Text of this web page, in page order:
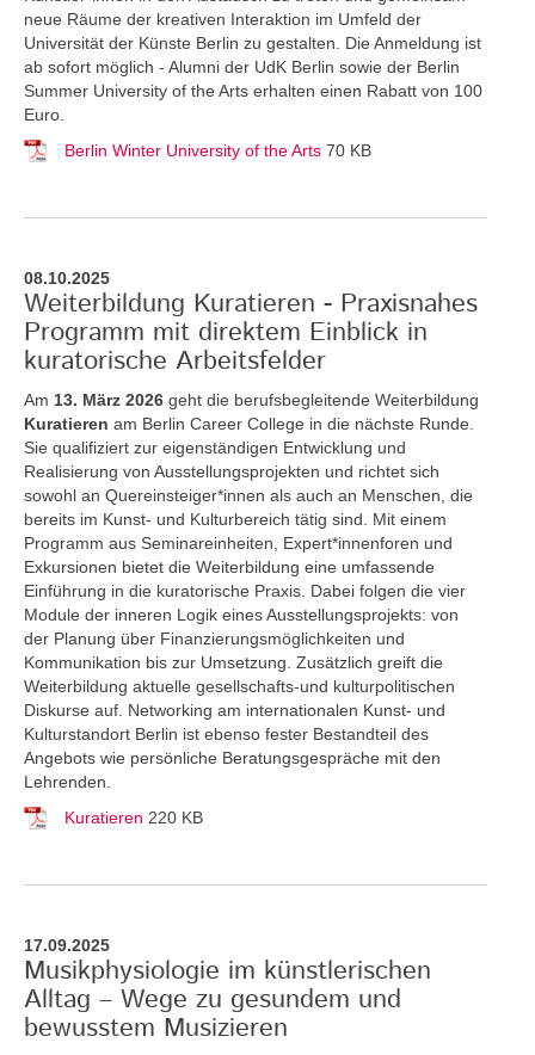
neue Räume der kreativen Interaktion im Umfeld der
Universität der Künste Berlin zu gestalten. Die Anmeldung ist
ab sofort möglich - Alumni der UdK Berlin sowie der Berlin
Summer University of the Arts erhalten einen Rabatt von 100
Euro.
Berlin Winter University of the Arts 70 KB
08.10.2025
Weiterbildung Kuratieren - Praxisnahes
Programm mit direktem Einblick in
kuratorische Arbeitsfelder
Am 13. März 2026 geht die berufsbegleitende Weiterbildung
Kuratieren am Berlin Career College in die nächste Runde.
Sie qualifiziert zur eigenständigen Entwicklung und
Realisierung von Ausstellungsprojekten und richtet sich
sowohl an Quereinsteiger*innen als auch an Menschen, die
bereits im Kunst- und Kulturbereich tätig sind. Mit einem
Programm aus Seminareinheiten, Expert*innenforen und
Exkursionen bietet die Weiterbildung eine umfassende
Einführung in die kuratorische Praxis. Dabei folgen die vier
Module der inneren Logik eines Ausstellungsprojekts: von
der Planung über Finanzierungsmöglichkeiten und
Kommunikation bis zur Umsetzung. Zusätzlich greift die
Weiterbildung aktuelle gesellschafts-und kulturpolitischen
Diskurse auf. Networking am internationalen Kunst- und
Kulturstandort Berlin ist ebenso fester Bestandteil des
Angebots wie persönliche Beratungsgespräche mit den
Lehrenden.
Kuratieren 220 KB
17.09.2025
Musikphysiologie im künstlerischen
Alltag – Wege zu gesundem und
bewusstem Musizieren